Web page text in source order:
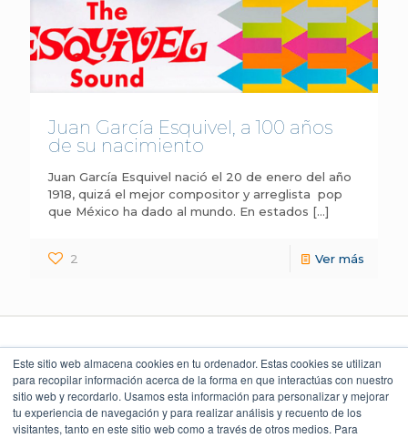
Este sitio web almacena cookies en tu ordenador. Estas cookies se utilizan
para recopilar información acerca de la forma en que interactúas con nuestro
sitio web y recordarlo. Usamos esta información para personalizar y mejorar
tu experiencia de navegación y para realizar análisis y recuento de los
visitantes, tanto en este sitio web como a través de otros medios. Para
Juan García Esquivel, a 100 años
de su nacimiento
Juan García Esquivel nació el 20 de enero del año
1918, quizá el mejor compositor y arreglista pop
que México ha dado al mundo. En estados […]
2 Ver más
LEGAL Y POLÍTICAS
Aviso Legal
Aviso de Privacidad
NUESTROS CLIENTES
4.9
Torre Índigo
Av. Paseo de la Reforma 373
55 5747 9100